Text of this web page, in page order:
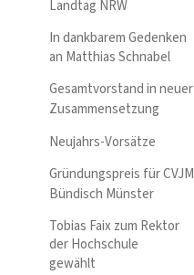
Landtag NRW
In dankbarem Gedenken
an Matthias Schnabel
Gesamtvorstand in neuer
Zusammensetzung
Neujahrs-Vorsätze
Gründungspreis für CVJM
Bündisch Münster
Tobias Faix zum Rektor
der Hochschule
gewählt